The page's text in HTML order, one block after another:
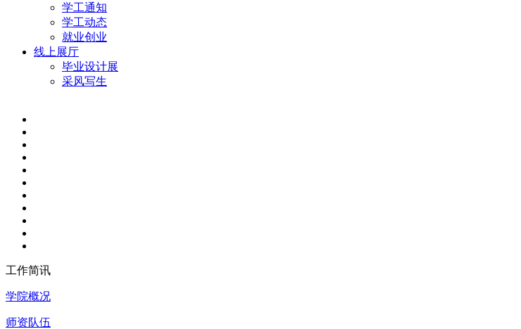
学工通知
学工动态
就业创业
线上展厅
毕业设计展
采风写生
工作简讯
学院概况
师资队伍